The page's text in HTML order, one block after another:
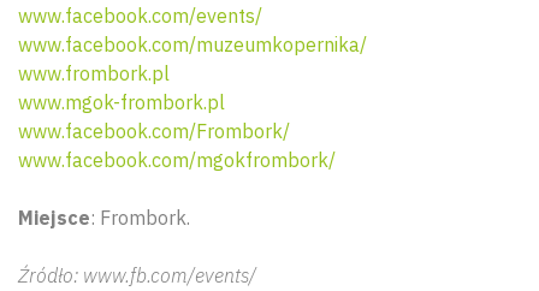
www.facebook.com/events/
www.facebook.com/muzeumkopernika/
www.frombork.pl
www.mgok-frombork.pl
www.facebook.com/Frombork/
www.facebook.com/mgokfrombork/
Miejsce: Frombork.
Źródło: www.fb.com/events/